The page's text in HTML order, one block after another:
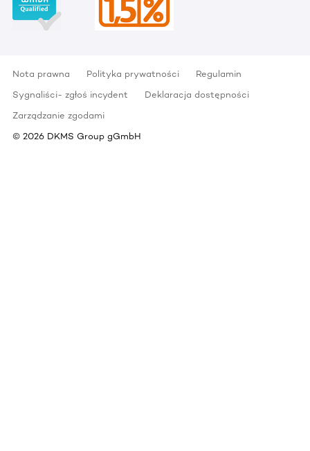
Nota prawna Polityka prywatności
Regulamin
Sygnaliści- zgłoś incydent
Deklaracja dostępności
Zarządzanie zgodami
© 2026 DKMS Group gGmbH